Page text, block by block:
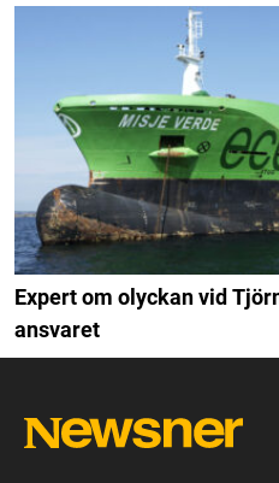
Expert om olyckan vid
ansvaret